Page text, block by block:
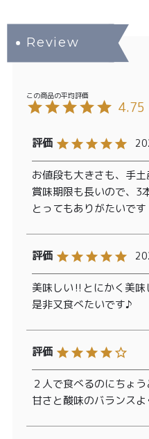
4.75
お値段も大きさも、手
賞味期限も長いので、3
とってもありがたいです
美味しい‼️とにかく美
是非又食べたいです♪
２人で食べるのにちょう
甘さと酸味のバランスよ